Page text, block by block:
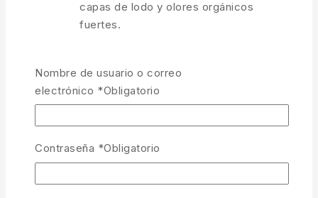
capas de lodo y olores orgánicos
fuertes.
prebióticos y aminoácidos que activan el
metabolismo.
PVA Friendly:No disuelve las mallas de
Nombre de usuario o correo
electrónico *Obligatorio
Contraseña *Obligatorio